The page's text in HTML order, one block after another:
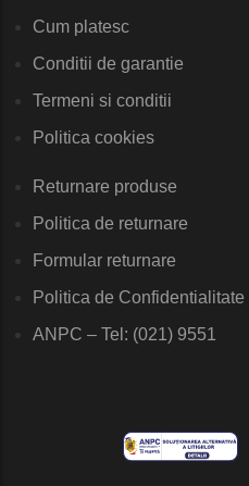
Cum platesc
Conditii de garantie
Termeni si conditii
Politica cookies
Returnare produse
Politica de returnare
Formular returnare
Politica de Confidentialitate
ANPC – Tel: (021) 9551